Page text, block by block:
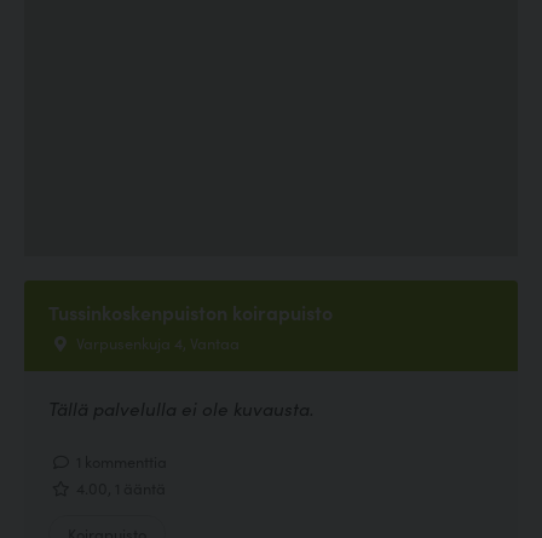
Tussinkoskenpuiston koirapuisto
Varpusenkuja 4, Vantaa
Tällä palvelulla ei ole kuvausta.